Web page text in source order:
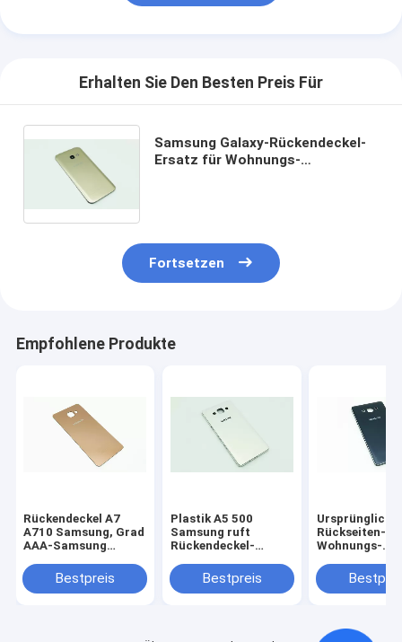
Erhalten Sie Den Besten Preis Für
Samsung Galaxy-Rückendeckel-
Ersatz für Wohnungs-
Fortsetzen
Empfohlene Produkte
Rückendeckel A7
A710 Samsung, Grad
AAA-Samsung
Rückendeckel
Bestpreis
Plastik A5 500
Samsung ruft
Rückendeckel-
Türscheibe-
Batterie-
Bestpreis
Ursprüngliche
Rückseiten-
Wohnungs-
Samsung
700 für